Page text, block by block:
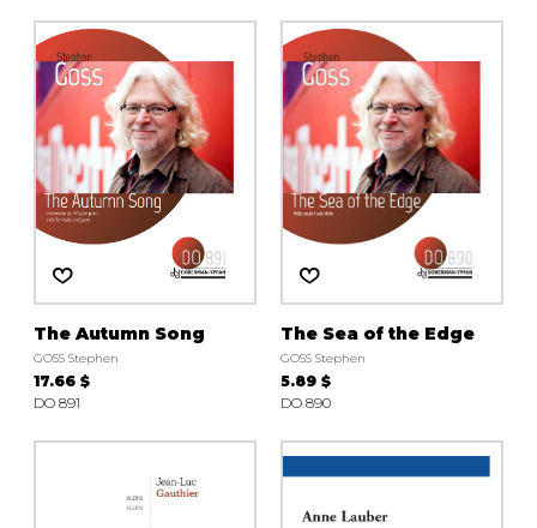
The Autumn Song
GOSS Stephen
17.66 $
DO 891
The Sea of the Edge
GOSS Stephen
5.89 $
DO 890